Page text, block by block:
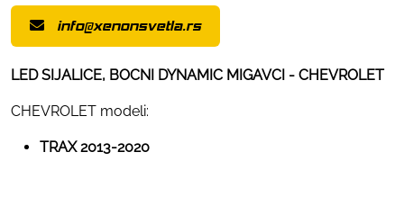
info@xenonsvetla.rs
LED SIJALICE, BOCNI DYNAMIC MIGAVCI - CHEVROLET
CHEVROLET modeli:
TRAX 2013-2020